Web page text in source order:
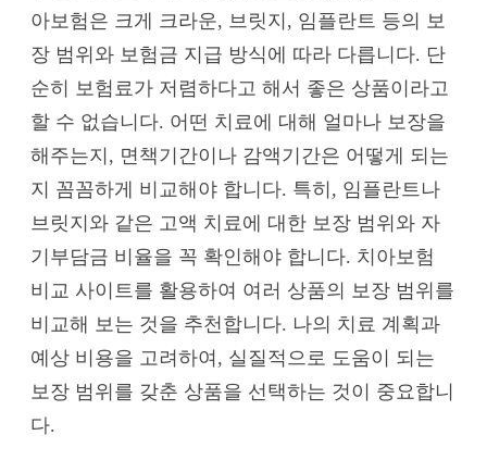
아보험은 크게 크라운, 브릿지, 임플란트 등의 보
장 범위와 보험금 지급 방식에 따라 다릅니다. 단
순히 보험료가 저렴하다고 해서 좋은 상품이라고
할 수 없습니다. 어떤 치료에 대해 얼마나 보장을
해주는지, 면책기간이나 감액기간은 어떻게 되는
지 꼼꼼하게 비교해야 합니다. 특히, 임플란트나
브릿지와 같은 고액 치료에 대한 보장 범위와 자
기부담금 비율을 꼭 확인해야 합니다. 치아보험
비교 사이트를 활용하여 여러 상품의 보장 범위를
비교해 보는 것을 추천합니다. 나의 치료 계획과
예상 비용을 고려하여, 실질적으로 도움이 되는
보장 범위를 갖춘 상품을 선택하는 것이 중요합니
다.